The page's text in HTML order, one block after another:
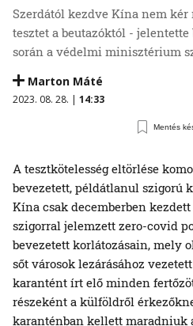
Szerdától kezdve Kína nem
tesztet a beutazóktól -
során a védelmi minisztérium
Marton Máté
2023. 08. 28. | 14:33
Mentés
A tesztkötelesség eltörlése komoly mérföldkő a 2020-ban
bevezetett, példátlanul szigorú
Kína csak decemberben
szigorral jelemzett zero-covid
bevezetett korlátozásain, mely
sőt városok lezárásához
karantént írt elő minden
részeként a külföldről
karanténban kellett